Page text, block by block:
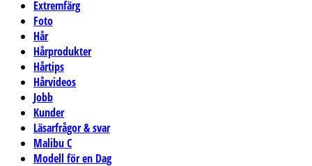
Extremfärg
Foto
Hår
Hårprodukter
Hårtips
Hårvideos
Jobb
Kunder
Läsarfrågor & svar
Malibu C
Modell för en Dag